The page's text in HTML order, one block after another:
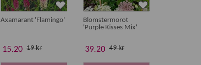
Axamarant 'Flamingo'
15.20 19 kr
Blomstermorot
'Purple Kisses Mix'
39.20 49 kr